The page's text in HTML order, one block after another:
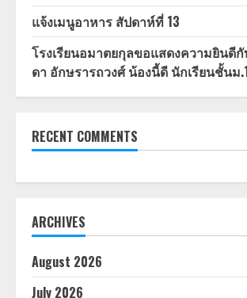
แจ้งเมนูอาหาร สัปดาห์ที่ 13
โรงเรียนอมาตยกุลขอแสดงความยินดี
ดา อักษรารถวงศ์ น้องนี้ดี นักเรียนชั้นม
RECENT COMMENTS
ARCHIVES
August 2026
July 2026